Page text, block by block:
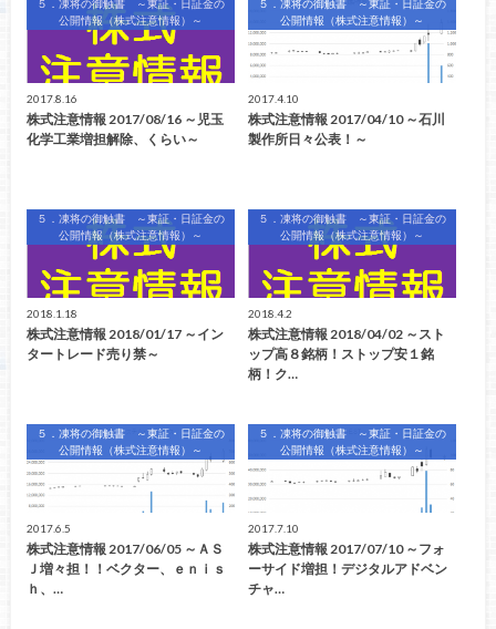
５．凍将の御触書 ～東証・日証金の
公開情報（株式注意情報）～
2017.8.16
株式注意情報 2017/08/16 ～児玉
化学工業増担解除、くらい～
５．凍将の御触書 ～東証・日証金の
公開情報（株式注意情報）～
2017.4.10
株式注意情報 2017/04/10 ～石川
製作所日々公表！～
５．凍将の御触書 ～東証・日証金の
公開情報（株式注意情報）～
2018.1.18
株式注意情報 2018/01/17 ～イン
タートレード売り禁～
５．凍将の御触書 ～東証・日証金の
公開情報（株式注意情報）～
2018.4.2
株式注意情報 2018/04/02 ～スト
ップ高８銘柄！ストップ安１銘
柄！ク…
５．凍将の御触書 ～東証・日証金の
公開情報（株式注意情報）～
2017.6.5
株式注意情報 2017/06/05 ～ＡＳ
Ｊ増々担！！ベクター、ｅｎｉｓ
ｈ、…
５．凍将の御触書 ～東証・日証金の
公開情報（株式注意情報）～
2017.7.10
株式注意情報 2017/07/10 ～フォ
ーサイド増担！デジタルアドベン
チャ…